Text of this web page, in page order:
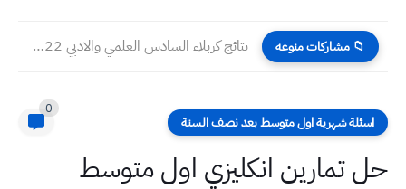
📁 مشاركات منوعه نتائج كربلاء السادس العلمي والادبي 2022 الدور الثاني تطبيقي احيائي...
اسئلة شهرية اول متوسط بعد نصف السنة
0
حل تمارين انكليزي اول متوسط